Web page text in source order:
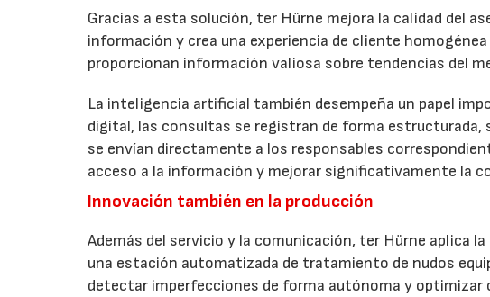
Gracias a esta solución, ter Hürne mejora la calidad del
información y crea una experiencia de cliente
proporcionan información valiosa sobre tendencias del
La inteligencia artificial también desempeña un papel
digital, las consultas se registran de forma
se envían directamente a los responsables
acceso a la información y mejorar significativamente la
Innovación también en la producción
Además del servicio y la comunicación, ter Hürne aplica
una estación automatizada de tratamiento de nudos
detectar imperfecciones de forma autónoma y optimizar